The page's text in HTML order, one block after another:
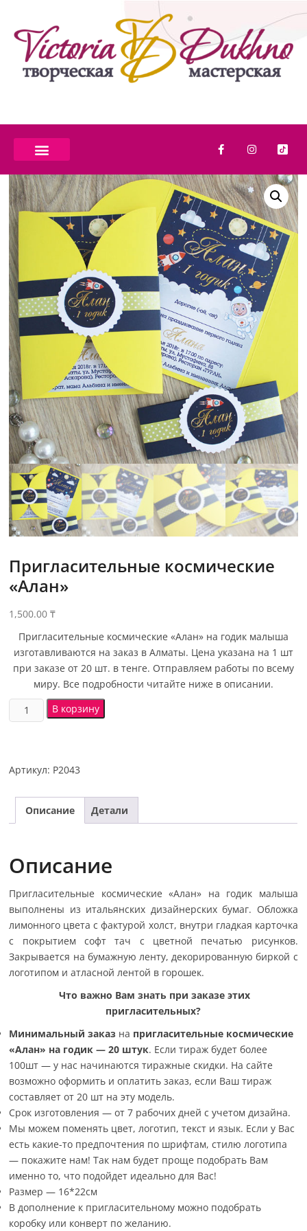
Пригласительные космические
«Алан»
1,500.00₸
Пригласительные космические «Алан» на годик малыша
изготавливаются на заказ в Алматы. Цена указана на 1 шт
при заказе от 20 шт. в тенге. Отправляем работы по всему
миру. Все подробности читайте ниже в описании.
В корзину
Артикул: P2043
Описание Детали
Описание
Пригласительные космические «Алан» на годик малыша
выполнены из итальянских дизайнерских бумаг. Обложка
лимонного цвета с фактурой холст, внутри гладкая карточка
с покрытием софт тач с цветной печатью рисунков.
Закрывается на бумажную ленту, декорированную биркой с
логотипом и атласной лентой в горошек.
Что важно Вам знать при заказе этих
пригласительных?
Минимальный заказ на пригласительные космические
«Алан» на годик — 20 штук. Если тираж будет более
100шт — у нас начинаются тиражные скидки. На сайте
возможно оформить и оплатить заказ, если Ваш тираж
составляет от 20 шт на эту модель.
Срок изготовления — от 7 рабочих дней с учетом дизайна.
Мы можем поменять цвет, логотип, текст и язык. Если у Вас
есть какие-то предпочтения по шрифтам, стилю логотипа
— покажите нам! Так нам будет проще подобрать Вам
именно то, что подойдет идеально для Вас!
Размер — 16*22см
В дополнение к пригласительному можно подобрать
коробку или конверт по желанию.